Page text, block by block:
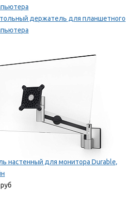
держатель для планшетного
настенный для монитора Durable,